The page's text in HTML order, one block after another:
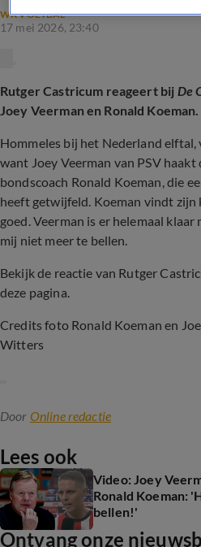
WK VOETBAL
17 mei 2026, 23:40
Rutger Castricum reageert bij De
Joey Veerman en Ronald
Hommeles bij het Nederland
want Joey Veerman van PSV
bondscoach Ronald Koeman, die
heeft getwijfeld. Koeman vindt zijn
goed. Veerman is er helemaal
mij niet meer te bellen.
Bekijk de reactie van Rutger
deze pagina.
Credits foto Ronald Koeman en
Witters
Door Online redactie
Lees ook
Video: Joey
Ronald Koeman:
bellen!'
Ontvang onze